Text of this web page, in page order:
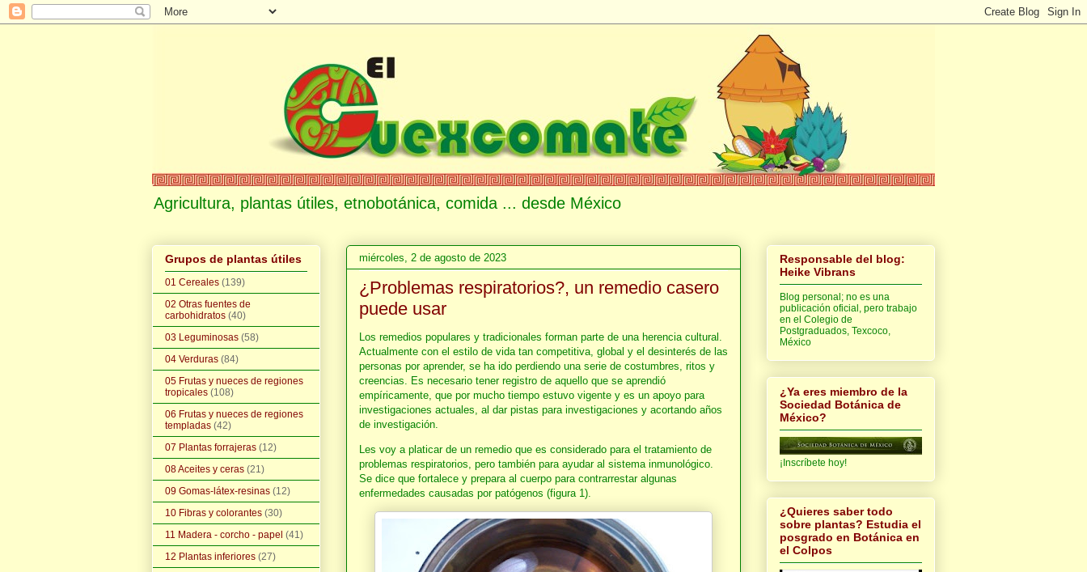
Agricultura, plantas útiles, etnobotánica, comida ... desde México
miércoles, 2 de agosto de 2023
¿Problemas respiratorios?, un remedio casero
puede usar
Los remedios populares y tradicionales forman parte de una herencia cultural.
Actualmente con el estilo de vida tan competitiva, global y el desinterés de las
personas por aprender, se ha ido perdiendo una serie de costumbres, ritos y
creencias. Es necesario tener registro de aquello que se aprendió
empíricamente, que por mucho tiempo estuvo vigente y es un apoyo para
investigaciones actuales, al dar pistas para investigaciones y acortando años
de investigación.
Les voy a platicar de un remedio que es considerado para el tratamiento de
problemas respiratorios, pero también para ayudar al sistema inmunológico.
Se dice que fortalece y prepara al cuerpo para contrarrestar algunas
enfermedades causadas por patógenos (figura 1).
Grupos de plantas útiles
01 Cereales (139)
02 Otras fuentes de
carbohidratos (40)
03 Leguminosas (58)
04 Verduras (84)
05 Frutas y nueces de regiones
tropicales (108)
06 Frutas y nueces de regiones
templadas (42)
07 Plantas forrajeras (12)
08 Aceites y ceras (21)
09 Gomas-látex-resinas (12)
10 Fibras y colorantes (30)
11 Madera - corcho - papel (41)
12 Plantas inferiores (27)
Responsable del blog:
Heike Vibrans
Blog personal; no es una
publicación oficial, pero trabajo
en el Colegio de
Postgraduados, Texcoco,
México
¿Ya eres miembro de la
Sociedad Botánica de
México?
¡Inscríbete hoy!
¿Quieres saber todo
sobre plantas? Estudia el
posgrado en Botánica en
el Colpos